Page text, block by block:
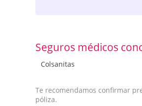
Seguros médicos
Colsanitas
Te recomendamos confirmar
póliza.